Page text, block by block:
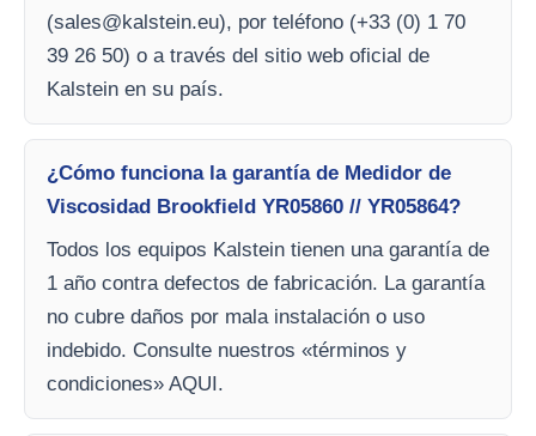
(sales@kalstein.eu), por teléfono (+33 (0) 1 70
39 26 50) o a través del sitio web oficial de
Kalstein en su país.
¿Cómo funciona la garantía de Medidor de
Viscosidad Brookfield YR05860 // YR05864?
Todos los equipos Kalstein tienen una garantía de
1 año contra defectos de fabricación. La garantía
no cubre daños por mala instalación o uso
indebido. Consulte nuestros «términos y
condiciones» AQUI.